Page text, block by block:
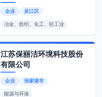
企业 吴江区
冶金、纺织、化工、轻工业
江苏保丽洁环境科技股份
有限公司
企业 张家港市
能源与环保